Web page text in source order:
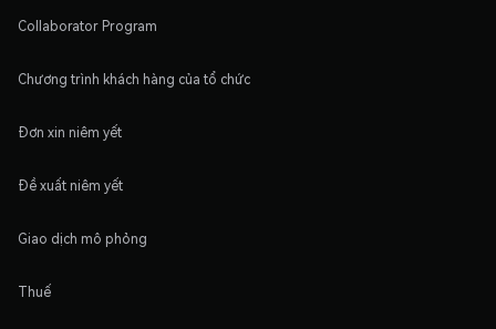
Collaborator Program
Chương trình khách hàng của tổ chức
Đơn xin niêm yết
Đề xuất niêm yết
Giao dịch mô phỏng
Thuế